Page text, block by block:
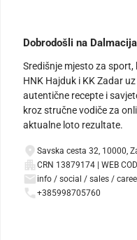
Dobrodošli na
Središnje mjesto za
HNK Hajduk i KK Zadar
autentične recepte i
kroz stručne vodiče za
aktualne loto rezultate.
Savska cesta 32, 10000,
CRN 13879174 | WEB
info / social / sales /
+385998705760